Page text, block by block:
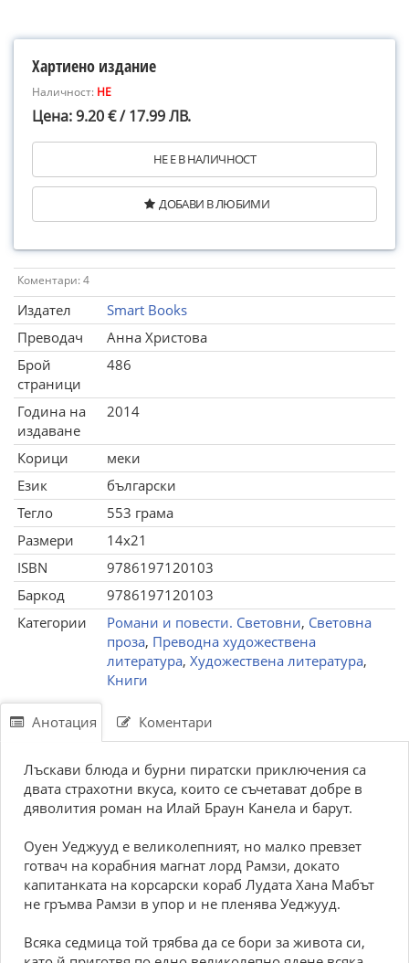
Хартиено издание
Наличност: НЕ
Цена: 9.20 € / 17.99 ЛВ.
НЕ Е В НАЛИЧНОСТ
ДОБАВИ В ЛЮБИМИ
Коментари: 4
Издател
Smart Books
Преводач
Анна Христова
Брой
страници
486
Година на
издаване
2014
Корици
меки
Език
български
Тегло
553 грама
Размери
14x21
ISBN
9786197120103
Баркод
9786197120103
Категории
Романи и повести. Световни, Световна
проза, Преводна художествена
литература, Художествена литература,
Книги
Анотация Коментари
Лъскави блюда и бурни пиратски приключения са
двата страхотни вкуса, които се съчетават добре в
дяволития роман на Илай Браун Канела и барут.
Оуен Уеджууд е великолепният, но малко превзет
готвач на корабния магнат лорд Рамзи, докато
капитанката на корсарски кораб Лудата Хана Мабът
не гръмва Рамзи в упор и не пленява Уеджууд.
Всяка седмица той трябва да се бори за живота си,